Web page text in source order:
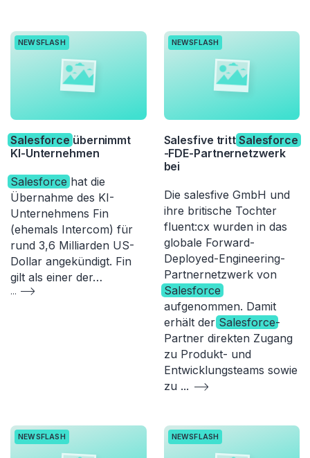
NEWSFLASH
Salesforce übernimmt
KI-Unternehmen
Salesforce hat die
Übernahme des KI-
Unternehmens Fin
(ehemals Intercom) für
rund 3,6 Milliarden US-
Dollar angekündigt. Fin
gilt als einer der…
...
NEWSFLASH
Salesfive trittSalesforce
-FDE-Partnernetzwerk
bei
Die salesfive GmbH und
ihre britische Tochter
fluent:cx wurden in das
globale Forward-
Deployed-Engineering-
Partnernetzwerk von
Salesforce
aufgenommen. Damit
erhält der Salesforce-
Partner direkten Zugang
zu Produkt- und
Entwicklungsteams sowie
zu ...
NEWSFLASH NEWSFLASH